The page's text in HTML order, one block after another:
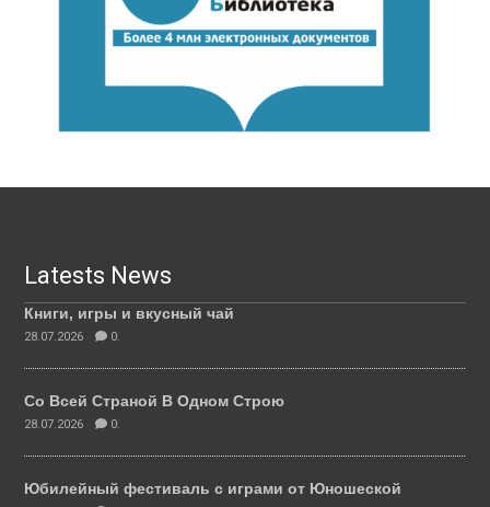
Latests News
Книги, игры и вкусный чай
28.07.2026 0.
Со Всей Страной В Одном Строю
28.07.2026 0.
Юбилейный фестиваль с играми от Юношеской